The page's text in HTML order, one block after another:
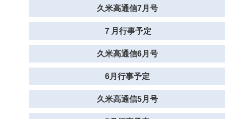
久米高通信7月号
７月行事予定
久米高通信6月号
6月行事予定
久米高通信5月号